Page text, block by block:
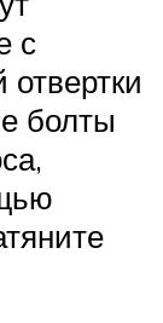
с
болты